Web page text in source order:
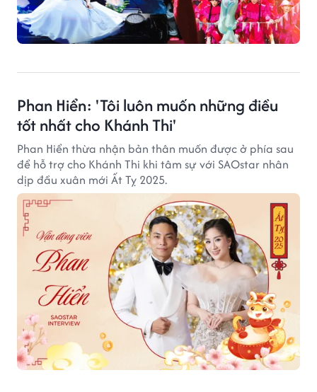
Phan Hiển: 'Tôi luôn muốn những điều
tốt nhất cho Khánh Thi'
Phan Hiển thừa nhận bản thân muốn được ở phía sau
để hỗ trợ cho Khánh Thi khi tâm sự với SAOstar nhân
dịp đầu xuân mới Ất Tỵ 2025.